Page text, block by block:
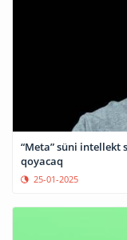
“Meta” süni intellekt
qoyacaq
25-01-2025